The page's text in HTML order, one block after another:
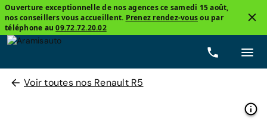
Ouverture exceptionnelle de nos agences ce samedi 15 août,
nos conseillers vous accueillent. Prenez rendez-vousou par
téléphone au09.72.72.20.02
Voir toutes nos Renault R5